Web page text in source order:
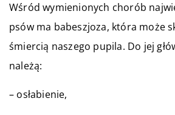
Wśród wymienionych chorób
psów ma babeszjoza, która może
śmiercią naszego pupila. Do jej
należą:
– osłabienie,